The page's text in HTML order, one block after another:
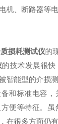
机、断路器等
损耗测试仪的
的技术发展很
智能型的介损
和标准电容
便等特征。
在很多方面仍